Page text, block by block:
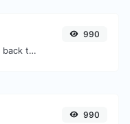
Decode Base64 input to back to string.
990
990